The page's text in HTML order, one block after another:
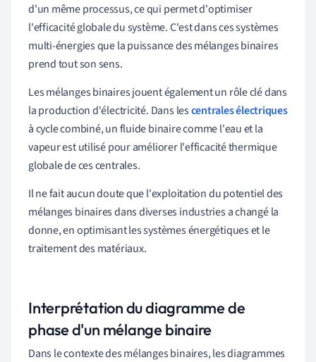
d'un même processus, ce qui permet d'optimiser
l'efficacité globale du système. C'est dans ces systèmes
multi-énergies que la puissance des mélanges binaires
prend tout son sens.
Les mélanges binaires jouent également un rôle clé dans
la production d'électricité. Dans lescentrales électriques
à cycle combiné, un fluide binaire comme l'eau et la
vapeur est utilisé pour améliorer l'efficacité thermique
globale de ces centrales.
Il ne fait aucun doute que l'exploitation du potentiel des
mélanges binaires dans diverses industries a changé la
donne, en optimisant les systèmes énergétiques et le
traitement des matériaux.
Interprétation du diagramme de
phase d'un mélange binaire
Dans le contexte des mélanges binaires, les diagrammes